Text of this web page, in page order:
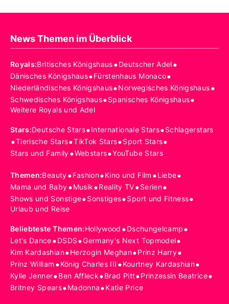
News Themen im Überblick
Royals:Britisches Königshaus•Deutscher Adel•
Dänisches Königshaus•Fürstenhaus Monaco•
Niederländisches Königshaus•Norwegisches Königshaus•
Schwedisches Königshaus•Spanisches Königshaus•
Weitere Royals und Adel
Stars:Deutsche Stars•Internationale Stars•Schlagerstars
•Tierische Stars•TikTok Stars•Sport Stars•
Stars und Family•Webstars•YouTube Stars
Themen:Beauty•Fashion•Kino und Film •Liebe•
Mama und Baby•Musik•Reality TV•Serien•
Shows und Sonstige•Sonstiges•Sport und Fitness•
Urlaub und Reise
Beliebteste Themen:Hollywood •Dschungelcamp•
Let's Dance•DSDS•Germany's Next Topmodel•
Kim Kardashian•Herzogin Meghan•Prinz Harry•
Prinz William •König Charles III •Kourtney Kardashian•
Kylie Jenner•Ben Affleck•Brad Pitt•Prinzessin Beatrice•
Britney Spears•Madonna•Katie Price